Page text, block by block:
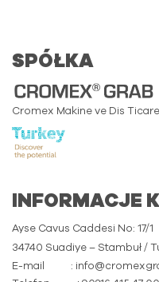
SPÓŁKA
Cromex Makine ve Dis
INFORMACJE
Ayse Cavus Caddesi No: 17/1
34740 Suadiye – Stambuł /
E-mail
: